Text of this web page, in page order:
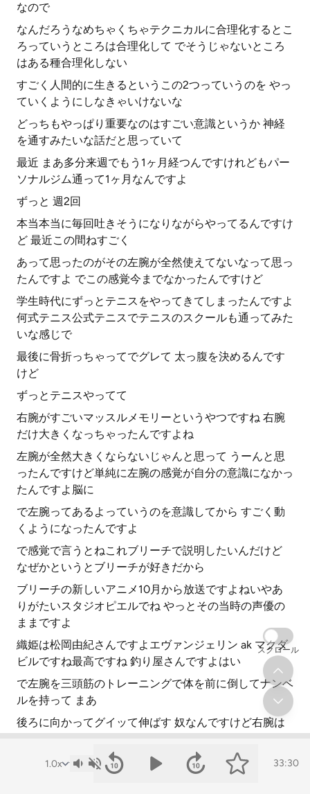
なので
なんだろうなめちゃくちゃテクニカルに合理化するとこ
ろっていうところは合理化して でそうじゃないところ
はある種合理化しない
すごく人間的に生きるというこの2つっていうのを やっ
ていくようにしなきゃいけないな
どっちもやっぱり重要なのはすごい意識というか 神経
を通すみたいな話だと思っていて
最近 まあ多分来週でもう1ヶ月経つんですけれどもパー
ソナルジム通って1ヶ月なんですよ
ずっと 週2回
本当本当に毎回吐きそうになりながらやってるんですけ
ど 最近この間ねすごく
あって思ったのがその左腕が全然使えてないなって思っ
たんですよ でこの感覚今までなかったんですけど
学生時代にずっとテニスをやってきてしまったんですよ
何式テニス公式テニスでテニスのスクールも通ってみた
いな感じで
最後に骨折っちゃってでグレて 太っ腹を決めるんです
けど
ずっとテニスやってて
右腕がすごいマッスルメモリーというやつですね 右腕
だけ大きくなっちゃったんですよね
左腕が全然大きくならないじゃんと思って うーんと思
ったんですけど単純に左腕の感覚が自分の意識になかっ
たんですよ脳に
で左腕ってあるよっていうのを意識してから すごく動
くようになったんですよ
で感覚で言うとねこれブリーチで説明したいんだけど
なぜかというとブリーチが好きだから
ブリーチの新しいアニメ10月から放送ですよねいやあ
りがたいスタジオピエルでね やっとその当時の声優の
ままですよ
織姫は松岡由紀さんですよエヴァンジェリン ak マクダ
ビルですね最高ですね 釣り屋さんですよはい
で左腕を三頭筋のトレーニングで体を前に倒してナンベ
ルを持って まあ
後ろに向かってグイッて伸ばす 奴なんですけど右腕は
だけど左腕肘伸びねーなと あのもちろん視界から外れ
てるのでもうかなり後ろの方でやってるから
33:30
スクロール